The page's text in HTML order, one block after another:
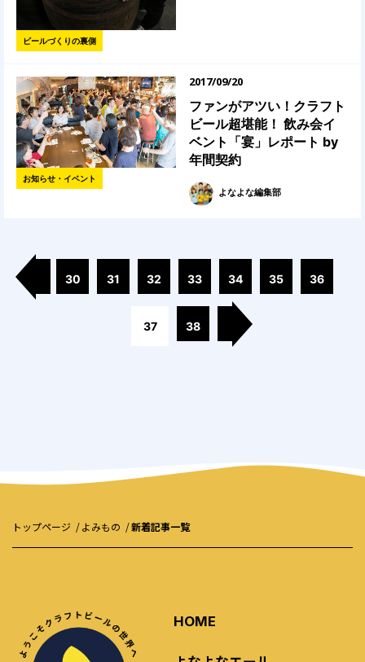
ビールづくりの裏側
お知らせ・イベント
2017/09/20
ファンがアツい！クラフト
ビール超堪能！ 飲み会イ
ベント「宴」レポート by
年間契約
よなよな編集部
30 31 32 33 34 35 36
37 38
トップページ よみもの 新着記事一覧
HOME